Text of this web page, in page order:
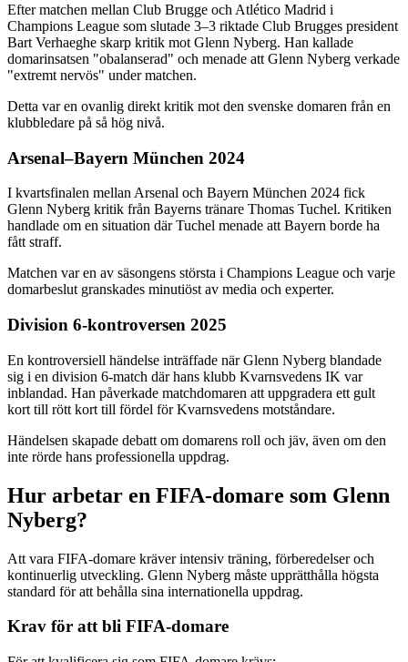
Efter matchen mellan Club Brugge och Atlético Madrid i
Champions League som slutade 3–3 riktade Club Brugges president
Bart Verhaeghe skarp kritik mot Glenn Nyberg. Han kallade
domarinsatsen "obalanserad" och menade att Glenn Nyberg verkade
"extremt nervös" under matchen.
Detta var en ovanlig direkt kritik mot den svenske domaren från en
klubbledare på så hög nivå.
Arsenal–Bayern München 2024
I kvartsfinalen mellan Arsenal och Bayern München 2024 fick
Glenn Nyberg kritik från Bayerns tränare Thomas Tuchel. Kritiken
handlade om en situation där Tuchel menade att Bayern borde ha
fått straff.
Matchen var en av säsongens största i Champions League och varje
domarbeslut granskades minutiöst av media och experter.
Division 6-kontroversen 2025
En kontroversiell händelse inträffade när Glenn Nyberg blandade
sig i en division 6-match där hans klubb Kvarnsvedens IK var
inblandad. Han påverkade matchdomaren att uppgradera ett gult
kort till rött kort till fördel för Kvarnsvedens motståndare.
Händelsen skapade debatt om domarens roll och jäv, även om den
inte rörde hans professionella uppdrag.
Hur arbetar en FIFA-domare som Glenn
Nyberg?
Att vara FIFA-domare kräver intensiv träning, förberedelser och
kontinuerlig utveckling. Glenn Nyberg måste upprätthålla högsta
standard för att behålla sina internationella uppdrag.
Krav för att bli FIFA-domare